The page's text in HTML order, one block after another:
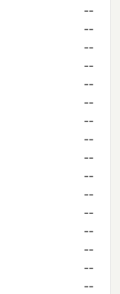
--
--
--
--
--
--
--
--
--
--
--
--
--
--
--
--